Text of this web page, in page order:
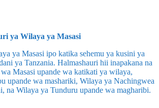
ya Wilaya ya Masasi
ya Masasi ipo katika sehemu ya kusini ya
ya Tanzania. Halmashauri hii inapakana na
Masasi upande wa katikati ya wilaya,
upande wa mashariki, Wilaya ya Nachingwea
na Wilaya ya Tunduru upande wa magharibi.